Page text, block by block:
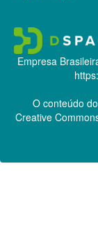
Empresa
O conteúdo
Creative